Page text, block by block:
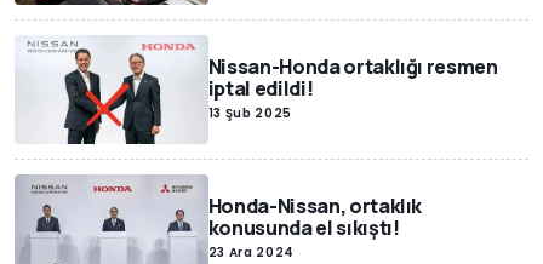
Nissan-Honda ortaklığı resmen
iptal edildi!
13 Şub 2025
Honda-Nissan, ortaklık
konusunda el sıkıştı!
23 Ara 2024